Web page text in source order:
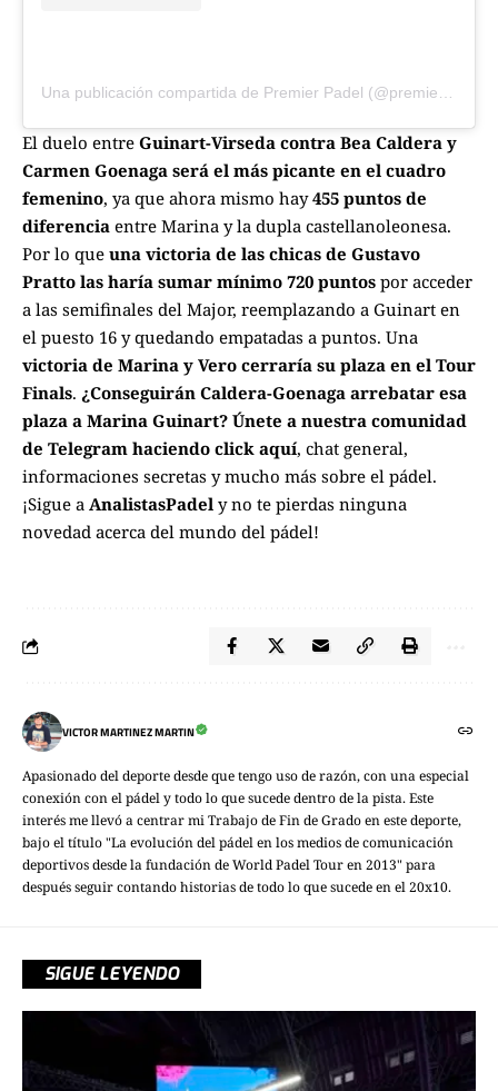
Una publicación compartida de Premier Padel (@premierpadel)
El duelo entre Guinart-Virseda contra Bea Caldera y
Carmen Goenaga será el más picante en el cuadro
femenino, ya que ahora mismo hay455 puntos de
diferencia entre Marina y la dupla castellanoleonesa.
Por lo que una victoria de las chicas de Gustavo
Pratto las haría sumar mínimo 720 puntos por acceder
a las semifinales del Major, reemplazando a Guinart en
el puesto 16 y quedando empatadas a puntos. Una
victoria de Marina y Vero cerraría su plaza en el Tour
Finals. ¿Conseguirán Caldera-Goenaga arrebatar esa
plaza a Marina Guinart? Únete a nuestra comunidad
de Telegram haciendo click aquí, chat general,
informaciones secretas y mucho más sobre el pádel.
¡Sigue a AnalistasPadel y no te pierdas ninguna
novedad acerca del mundo del pádel!
VICTOR MARTINEZ MARTIN
Apasionado del deporte desde que tengo uso de razón, con una especial
conexión con el pádel y todo lo que sucede dentro de la pista. Este
interés me llevó a centrar mi Trabajo de Fin de Grado en este deporte,
bajo el título "La evolución del pádel en los medios de comunicación
deportivos desde la fundación de World Padel Tour en 2013" para
después seguir contando historias de todo lo que sucede en el 20x10.
SIGUE LEYENDO